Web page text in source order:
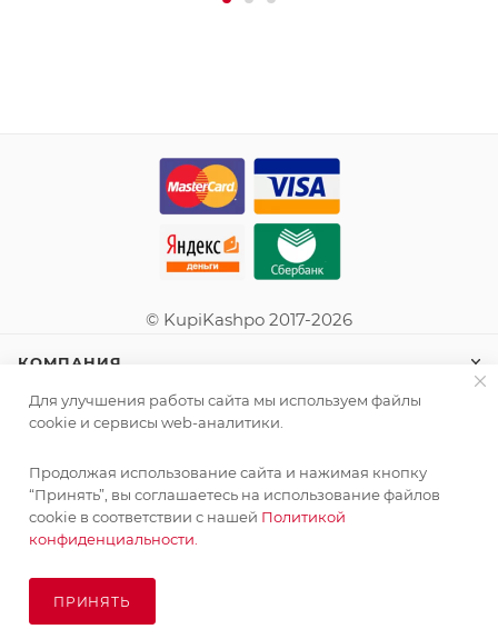
© KupiKashpo 2017-2026
КОМПАНИЯ
ИНФОРМАЦИЯ
ПОМОЩЬ
ПОДПИСАТЬСЯ НА РАССЫЛКУ
Для улучшения работы сайта мы используем файлы
cookie и сервисы web-аналитики.
Продолжая использование сайта и нажимая кнопку
“Принять”, вы соглашаетесь на использование файлов
cookie в соответствии с нашей Политикой
конфиденциальности.
ПРИНЯТЬ